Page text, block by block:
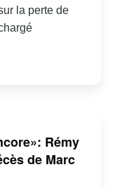
la perte de
Rémy
de Marc